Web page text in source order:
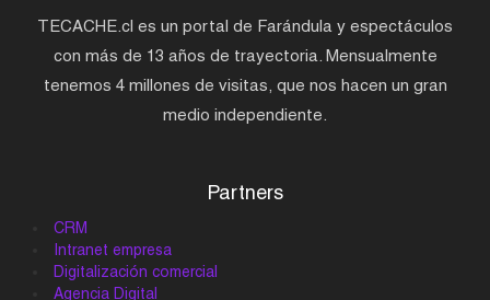
TECACHE.cl es un portal de Farándula y espectáculos
con más de 13 años de trayectoria. Mensualmente
tenemos 4 millones de visitas, que nos hacen un gran
medio independiente.
Partners
CRM
Intranet empresa
Digitalización comercial
Agencia Digital